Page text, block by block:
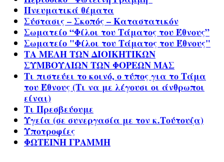
Πνευματικά θέματα
Σύστασις – Σκοπός – Καταστατικόν
Σωματείο “Φίλοι του Τάματος του Έθνους”
Σωματείο "Φίλοι του Τάματος του Έθνους"
ΤΑ ΜΕΛΗ ΤΩΝ ΔΙΟΙΚΗΤΙΚΩΝ
ΣΥΜΒΟΥΛΙΩΝ ΤΩΝ ΦΟΡΕΩΝ ΜΑΣ
Τι πιστεύει το κοινό, ο τύπος για το Τάμα
του Έθνους (Τι να με λέγουσι οι άνθρωποι
είναι)
Τι Πρεσβεύουμε
Υγεία (σε συνεργασία με τον κ.Τούτουζα)
Υποτροφίες
ΦΩΤΕΙΝΗ ΓΡΑΜΜΗ